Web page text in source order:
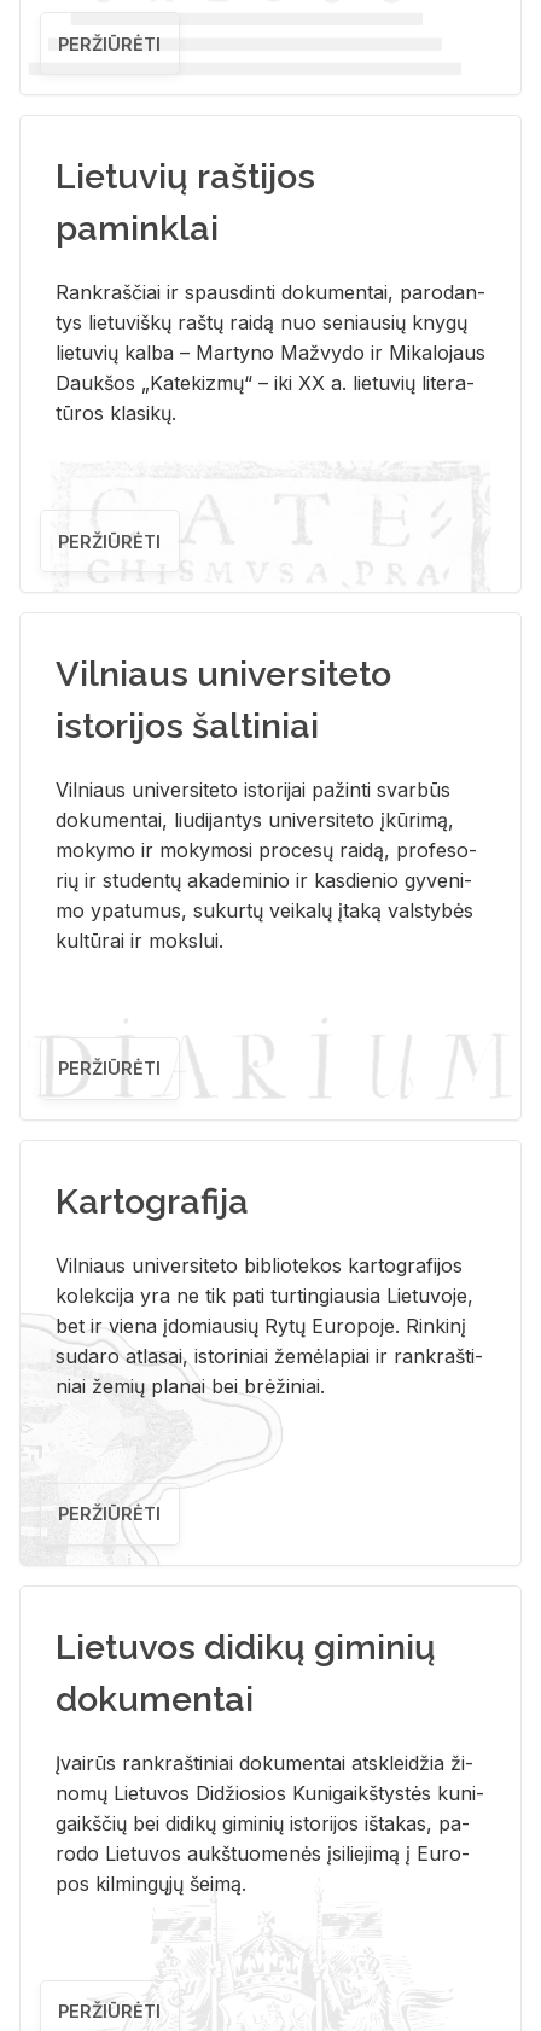
PERŽIŪRĖTI
Lietuvių raštijos
paminklai
Rank­raš­čiai ir spaus­din­ti do­ku­men­tai, pa­ro­dan­
tys lie­tu­viš­kų raš­tų rai­dą nuo se­niau­sių kny­gų
lie­tu­vių kal­ba – Mar­ty­no Ma­žvy­do ir Mi­ka­lo­jaus
Dauk­šos „Ka­te­kiz­mų“ – iki XX a. lie­tu­vių li­te­ra­
tū­ros kla­si­kų.
PERŽIŪRĖTI
Vilniaus universiteto
istorijos šaltiniai
Vil­niaus uni­ver­si­te­to is­to­ri­jai pa­žin­ti svar­būs
do­ku­men­tai, liu­di­jan­tys uni­ver­si­te­to įkū­ri­mą,
mo­ky­mo ir mo­ky­mo­si pro­ce­sų rai­dą, pro­fe­so­
rių ir stu­den­tų aka­de­mi­nio ir kas­die­nio gy­ve­ni­
mo ypa­tu­mus, su­kur­tų vei­ka­lų įta­ką vals­ty­bės
kul­tū­rai ir moks­lui.
PERŽIŪRĖTI
Kartografija
Vil­niaus uni­ver­si­te­to bi­b­lio­te­kos kar­to­gra­fi­jos
ko­lek­ci­ja yra ne tik pati tur­tin­giau­sia Lie­tu­vo­je,
bet ir vie­na įdo­miau­sių Rytų Eu­ro­po­je. Rin­ki­nį
su­da­ro at­la­sai, is­to­ri­niai že­mė­la­piai ir rank­raš­ti­
niai že­mių pla­nai bei brė­ži­niai.
PERŽIŪRĖTI
Lietuvos didikų giminių
dokumentai
Įvai­rūs rank­raš­ti­niai do­ku­men­tai at­sklei­džia ži­
no­mų Lie­tu­vos Di­džio­sios Ku­ni­gaikš­tys­tės ku­ni­
gaikš­čių bei di­di­kų gi­mi­nių is­to­ri­jos iš­ta­kas, pa­
ro­do Lie­tu­vos aukš­tuo­me­nės įsi­lie­ji­mą į Eu­ro­
pos kil­min­gų­jų šei­mą.
PERŽIŪRĖTI